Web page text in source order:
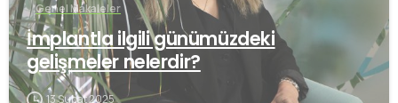
Genel Makaleler
İmplantla ilgili günümüzdeki
gelişmeler nelerdir?
13 Şubat 2025